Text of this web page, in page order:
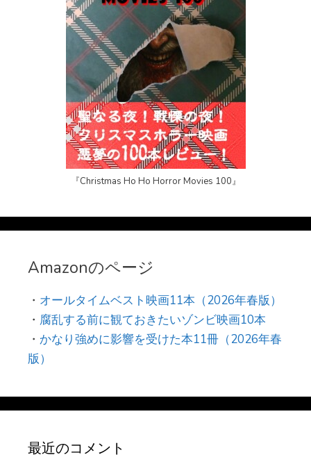
『Christmas Ho Ho Horror Movies 100』
Amazonのページ
・ オールタイムベスト映画11本（2026年春版）
・ 腐乱する前に観ておきたいゾンビ映画10本
・ かなり強めに影響を受けた本11冊（2026年春
版）
最近のコメント